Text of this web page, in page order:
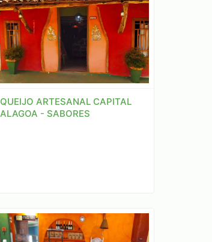
QUEIJO ARTESANAL CAPITAL
ALAGOA - SABORES